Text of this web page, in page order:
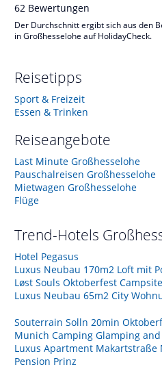
62 Bewertungen
Der Durchschnitt ergibt sich aus den
in Großhesselohe auf HolidayCheck.
Reisetipps
Sport & Freizeit
Essen & Trinken
Reiseangebote
Last Minute Großhesselohe
Pauschalreisen Großhesselohe
Mietwagen Großhesselohe
Flüge
Trend-Hotels
Hotel Pegasus
Luxus Neubau 170m2 Loft mit
Løst Souls Oktoberfest Campsite
Luxus Neubau 65m2 City
Souterrain Solln 20min
Munich Camping Glamping
Luxus Apartment Makartstraße
Pension Prinz